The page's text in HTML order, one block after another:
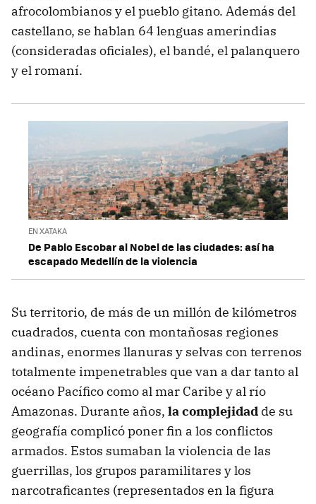
afrocolombianos y el pueblo gitano. Además del
castellano, se hablan 64 lenguas amerindias
(consideradas oficiales), el bandé, el palanquero
y el romaní.
EN XATAKA
De Pablo Escobar al Nobel de las ciudades: así ha
escapado Medellín de la violencia
Su territorio, de más de un millón de kilómetros
cuadrados, cuenta con montañosas regiones
andinas, enormes llanuras y selvas con terrenos
totalmente impenetrables que van a dar tanto al
océano Pacífico como al mar Caribe y al río
Amazonas. Durante años, la complejidad de su
geografía complicó poner fin a los conflictos
armados. Estos sumaban la violencia de las
guerrillas, los grupos paramilitares y los
narcotraficantes (representados en la figura